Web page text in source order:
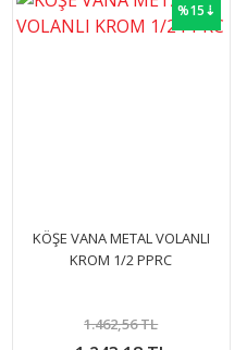
%15⇣
KÖŞE VANA METAL VOLANLI
KROM 1/2 PPRC
1.462,56 TL